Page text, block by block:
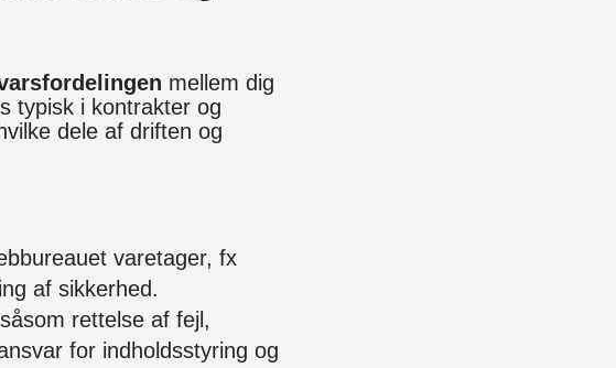
mellem dig
typisk i kontrakter og
dele af driften og
varetager, fx
af sikkerhed.
rettelse af fejl,
for indholdsstyring og